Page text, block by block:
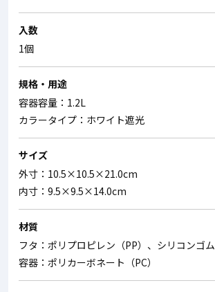
入数
1個
規格・用途
容器容量：1.2L
カラータイプ：ホワイト遮光
サイズ
外寸：10.5×10.5×21.0cm
内寸：9.5×9.5×14.0cm
材質
フタ：ポリプロピレン（PP）、シリコンゴム
容器：ポリカーボネート（PC）